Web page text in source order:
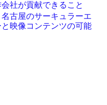
社が貢献できること
名古屋のサーキュラーエ
映像コンテンツの可能